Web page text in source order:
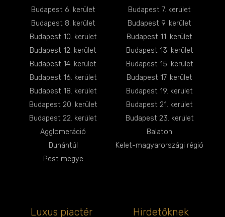
Budapest 6. kerület
Budapest 7. kerület
Budapest 8. kerület
Budapest 9. kerület
Budapest 10. kerület
Budapest 11. kerület
Budapest 12. kerület
Budapest 13. kerület
Budapest 14. kerület
Budapest 15. kerület
Budapest 16. kerület
Budapest 17. kerület
Budapest 18. kerület
Budapest 19. kerület
Budapest 20. kerület
Budapest 21. kerület
Budapest 22. kerület
Budapest 23. kerület
Agglomeráció
Balaton
Dunántúl
Kelet-magyarországi régió
Pest megye
Luxus piactér Hirdetőknek